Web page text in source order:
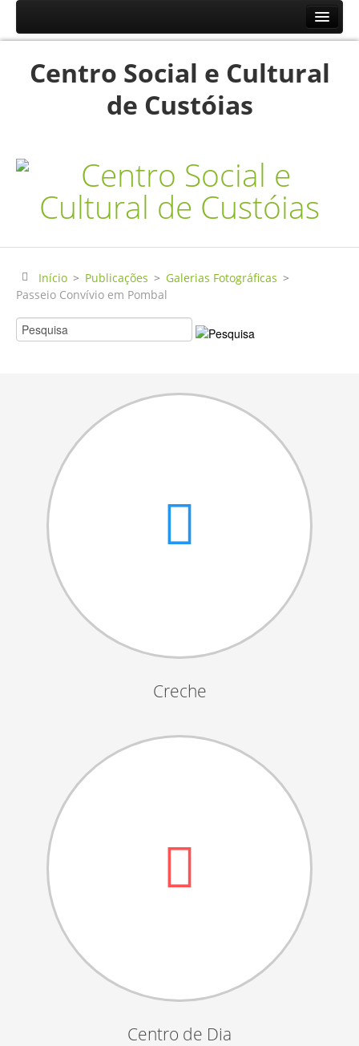
Resp.Sociais
Centro de Convívio
Serviço de Apoio Domiciliário
Agenda
Historial
Publicações
Notícias
Galerias Fotográficas
Dia da Amizade
Dia da Mulher
Dia do Pai
Festejos da Páscoa
Dia da Mãe
Dia Mundial da Criança
Marchas Populares
Dia de S.Martinho
Aniversários da Instituição
Almoço / Lanche de Natal
Atividades Semanais
Feiras e Exposições
Grupos Musicais do Centro de Dia
Outras Actividades
Passeio Vila Nova de Cerveira
Passeio Convívio em Pombal
Centro Social e Cultural
de Custóias
Início > Publicações > Galerias Fotográficas >
Passeio Convívio em Pombal
Creche
Centro de Dia